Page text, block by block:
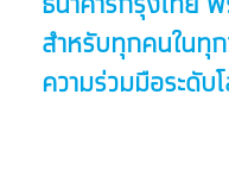
สำหรับทุกคนในทุก
ความร่วมมือระดั